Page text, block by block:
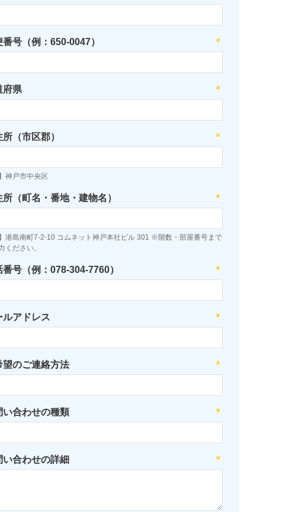
番号（例：650-0047）
府県
所（市区郡）
神戸市中央区
所（町名・番地・建物名）
】港島南町7-2-10 コムネット神戸本社ビル 301 ※階数・部屋番号まで
ください。
番号（例：078-304-7760）
ルアドレス
望のご連絡方法
い合わせの種類
い合わせの詳細